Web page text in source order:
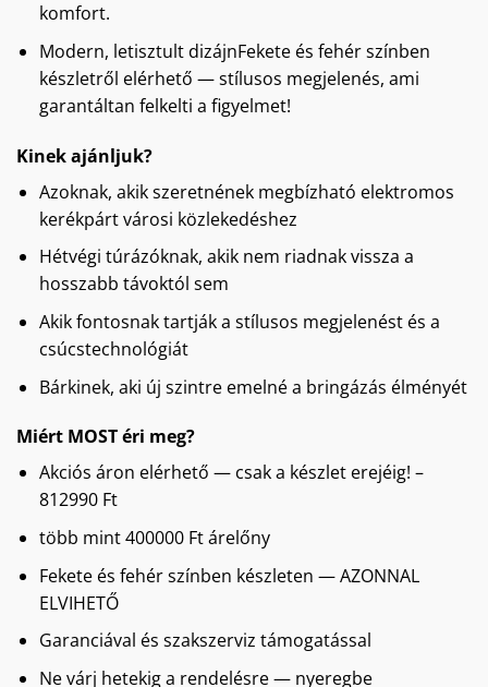
komfort.
Modern, letisztult dizájnFekete és fehér színben
készletről elérhető — stílusos megjelenés, ami
garantáltan felkelti a figyelmet!
Kinek ajánljuk?
Azoknak, akik szeretnének megbízható elektromos
kerékpárt városi közlekedéshez
Hétvégi túrázóknak, akik nem riadnak vissza a
hosszabb távoktól sem
Akik fontosnak tartják a stílusos megjelenést és a
csúcstechnológiát
Bárkinek, aki új szintre emelné a bringázás élményét
Miért MOST éri meg?
Akciós áron elérhető — csak a készlet erejéig! –
812990 Ft
több mint 400000 Ft árelőny
Fekete és fehér színben készleten — AZONNAL
ELVIHETŐ
Garanciával és szakszerviz támogatással
Ne várj hetekig a rendelésre — nyeregbe